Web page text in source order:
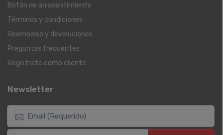
Botón de arrepentimiento
Términos y condiciones
Reembolso y devoluciones
Preguntas frecuentes
Registrate como cliente
Newsletter